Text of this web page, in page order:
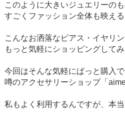
このように大きいジュエリーの
すごくファッション全体も映え
こんなお洒落なピアス・イヤリ
もっと気軽にショッピングして
今回はそんな気軽にぱっと購入で
噂のアクセサリーショップ「
私もよく利用するんですが、本